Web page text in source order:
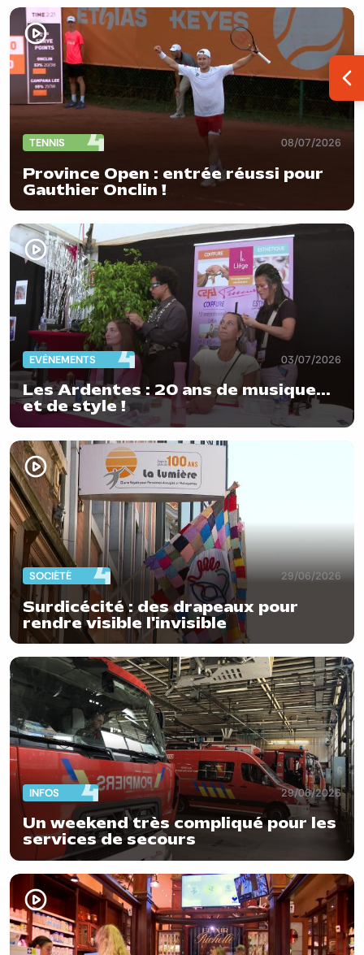
TENNIS 08/07/2026
Province Open : entrée réussi pour
Gauthier Onclin !
EVÈNEMENTS 03/07/2026
Les Ardentes : 20 ans de musique...
et de style !
SOCIÉTÉ 29/06/2026
Surdicécité : des drapeaux pour
rendre visible l'invisible
INFOS 29/06/2026
Un weekend très compliqué pour les
services de secours